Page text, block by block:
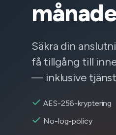
Säkra din
få tillgång till
— inklusive
AES-256-kryptering
No-log-policy